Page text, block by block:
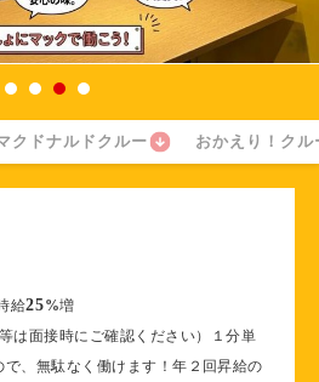
クドナルドクルー おかえり！クル
給25%増
は面接時にご確認ください）１分単
、無駄なく働けます！年２回昇給の